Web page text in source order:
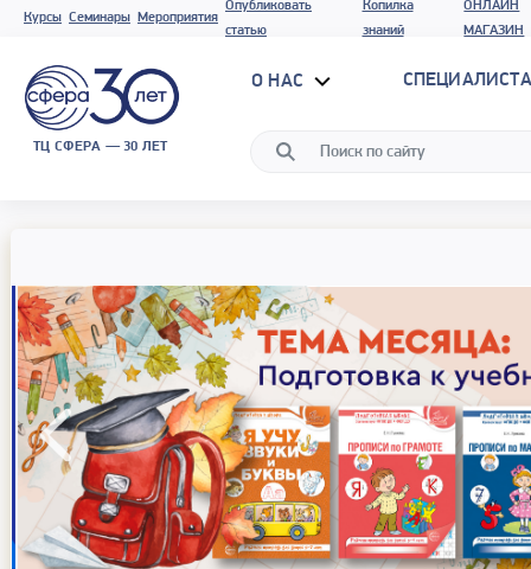
Курсы Семинары Мероприятия
Опубликовать
статью
Копилка
знаний
ОНЛАЙН
МАГАЗИН
ТЦ СФЕРА — 30 ЛЕТ
О НАС